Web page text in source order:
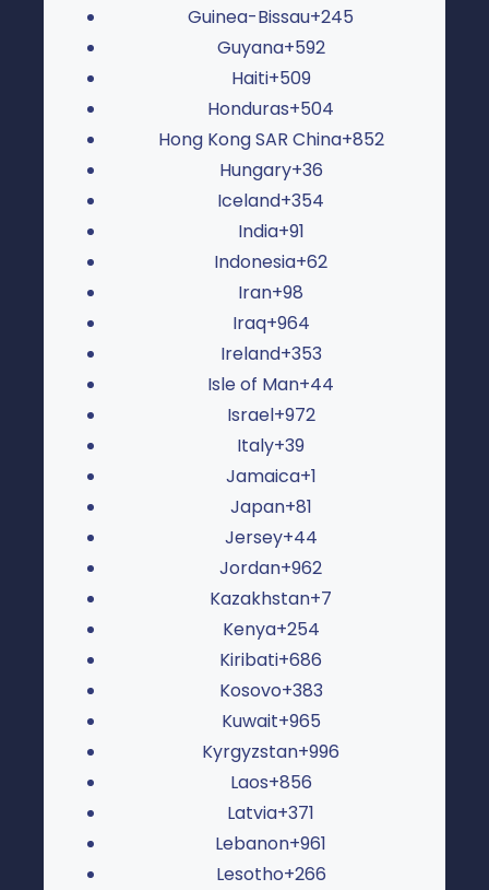
Guinea-Bissau+245
Guyana+592
Haiti+509
Honduras+504
Hong Kong SAR China+852
Hungary+36
Iceland+354
India+91
Indonesia+62
Iran+98
Iraq+964
Ireland+353
Isle of Man+44
Israel+972
Italy+39
Jamaica+1
Japan+81
Jersey+44
Jordan+962
Kazakhstan+7
Kenya+254
Kiribati+686
Kosovo+383
Kuwait+965
Kyrgyzstan+996
Laos+856
Latvia+371
Lebanon+961
Lesotho+266